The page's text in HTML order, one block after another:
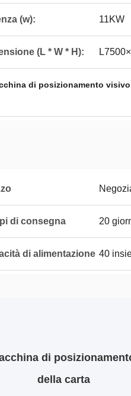
(w): 11KW
(L * W * H):
di posizionamento
di consegna 20
di alimentazione 40
di
della carta